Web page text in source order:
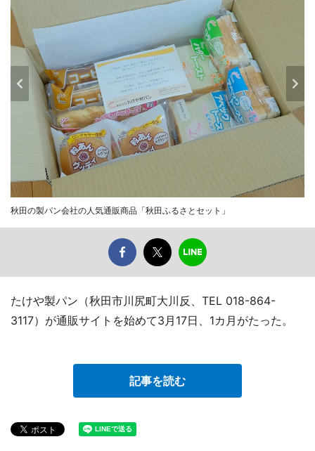
秋田の製パン会社の人気通販商品「秋田ふるさとセット」
たけや製パン（秋田市川尻町大川反、TEL 018-864-
3117）が通販サイトを始めて3月17日、1カ月がたった。
記事を読む